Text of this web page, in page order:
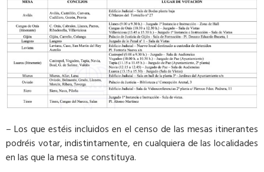
– Los que estéis incluidos en el censo de las mesas itinerantes
podréis votar, indistintamente, en cualquiera de las localidades
en las que la mesa se constituya.